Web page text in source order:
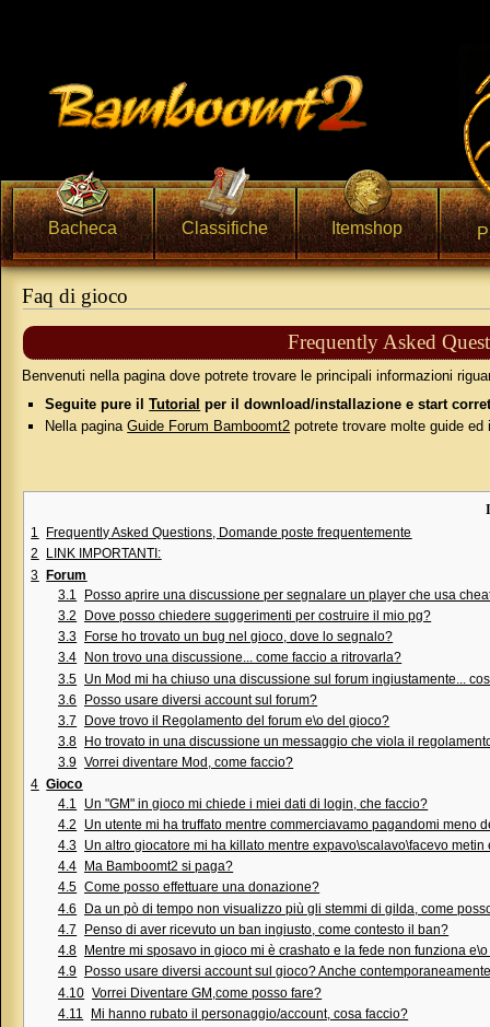
Bacheca Classifiche Itemshop
Faq di gioco
Frequently Asked
Benvenuti nella pagina dove potrete trovare le principali informazioni
Seguite pure ilTutorial per il download/installazione e start
Nella paginaGuide Forum Bamboomt2 potrete trovare molte guide ed
1
Frequently Asked Questions, Domande poste frequentemente
2
LINK IMPORTANTI:
3 Forum
3.1
Posso aprire una discussione per segnalare un player che usa
3.2
Dove posso chiedere suggerimenti per costruire il mio pg?
3.3
Forse ho trovato un bug nel gioco, dove lo segnalo?
3.4
Non trovo una discussione... come faccio a ritrovarla?
3.5 Un Mod mi ha chiuso una discussione sul forum ingiustamente...
3.6
Posso usare diversi account sul forum?
3.7
Dove trovo il Regolamento del forum e\o del gioco?
3.8
Ho trovato in una discussione un messaggio che viola il
3.9 Vorrei diventare Mod, come faccio?
4 Gioco
4.1
Un "GM" in gioco mi chiede i miei dati di login, che faccio?
4.2
Un utente mi ha truffato mentre commerciavamo pagandomi meno
4.3 Un altro giocatore mi ha killato mentre expavo\scalavo\facevo
4.4
Ma Bamboomt2 si paga?
4.5 Come posso effettuare una donazione?
4.6
Da un pò di tempo non visualizzo più gli stemmi di gilda, come
4.7
Penso di aver ricevuto un ban ingiusto, come contesto il ban?
4.8
Mentre mi sposavo in gioco mi è crashato e la fede non funziona
4.9
Posso usare diversi account sul gioco? Anche
4.10 Vorrei Diventare GM,come posso fare?
4.11
Mi hanno rubato il personaggio/account, cosa faccio?